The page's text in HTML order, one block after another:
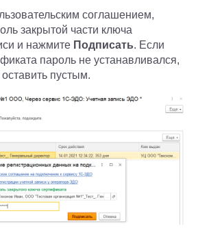
соглашением,
закрытой части ключа
и нажмите Подписать. Если
пароль не устанавливался,
пустым.